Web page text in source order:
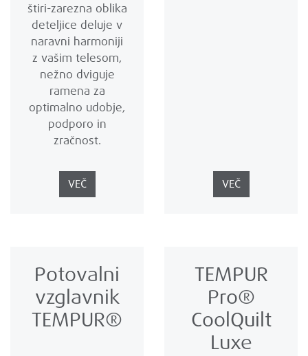
štiri-zarezna oblika
deteljice deluje v
naravni harmoniji
z vašim telesom,
nežno dviguje
ramena za
optimalno udobje,
podporo in
zračnost.
VEČ VEČ
Potovalni
vzglavnik
TEMPUR®
TEMPUR
Pro®
CoolQuilt
Luxe